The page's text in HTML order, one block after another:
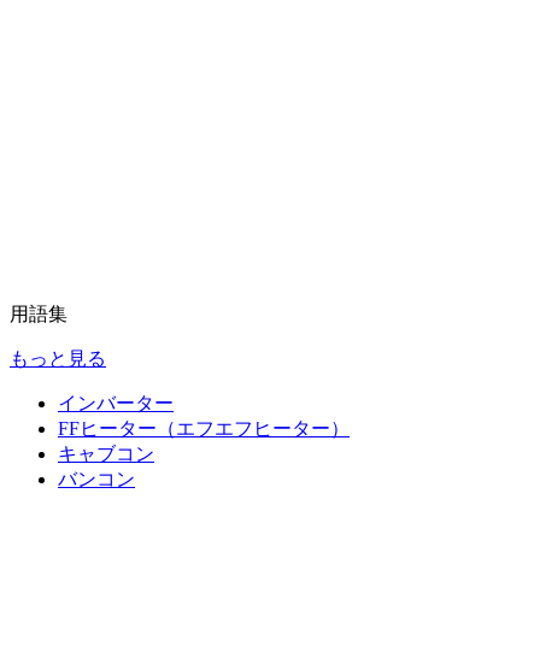
用語集
もっと見る
インバーター
FFヒーター（エフエフヒーター）
キャブコン
バンコン